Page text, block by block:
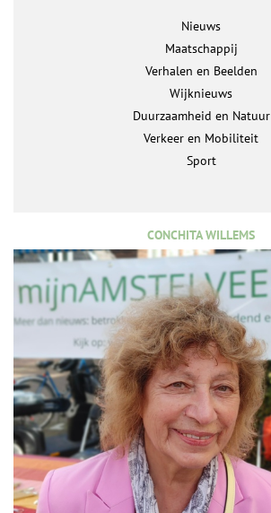
Nieuws
Maatschappij
Verhalen en Beelden
Wijknieuws
Duurzaamheid en Natuur
Verkeer en Mobiliteit
Sport
CONCHITA WILLEMS